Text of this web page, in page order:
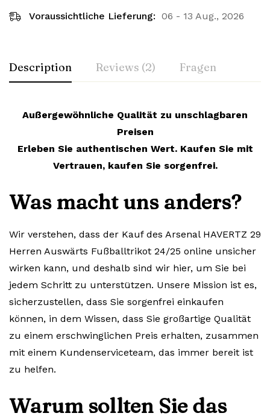
Voraussichtliche Lieferung: 06 - 13 Aug., 2026
Description Reviews (2) Fragen
Außergewöhnliche Qualität zu unschlagbaren
Preisen
Erleben Sie authentischen Wert. Kaufen Sie mit
Vertrauen, kaufen Sie sorgenfrei.
Was macht uns anders?
Wir verstehen, dass der Kauf des Arsenal HAVERTZ 29
Herren Auswärts Fußballtrikot 24/25 online unsicher
wirken kann, und deshalb sind wir hier, um Sie bei
jedem Schritt zu unterstützen. Unsere Mission ist es,
sicherzustellen, dass Sie sorgenfrei einkaufen
können, in dem Wissen, dass Sie großartige Qualität
zu einem erschwinglichen Preis erhalten, zusammen
mit einem Kundenserviceteam, das immer bereit ist
zu helfen.
Warum sollten Sie das